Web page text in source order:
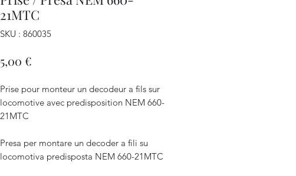
21MTC
SKU : 860035
5,00 €
Prise pour monteur un decodeur a fils sur
locomotive avec predisposition NEM 660-
21MTC
Presa per montare un decoder a fili su
locomotiva predisposta NEM 660-21MTC